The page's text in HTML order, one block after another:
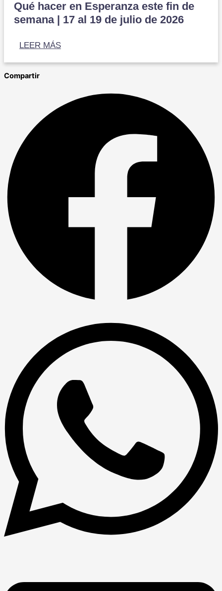
Qué hacer en Esperanza este fin de
semana | 17 al 19 de julio de 2026
LEER MÁS
Compartir